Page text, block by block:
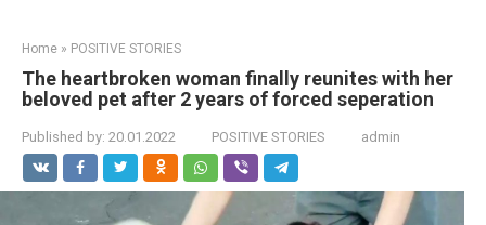
Home » POSITIVE STORIES
The heartbroken woman finally reunites with her
beloved pet after 2 years of forced seperation
Published by: 20.01.2022 POSITIVE STORIES admin